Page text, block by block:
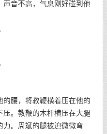
音不高，气息刚好碰到他
腰，将教鞭横着压在他的
。教鞭的木杆横压在大腿
力。周斌的腿被迫微微弯